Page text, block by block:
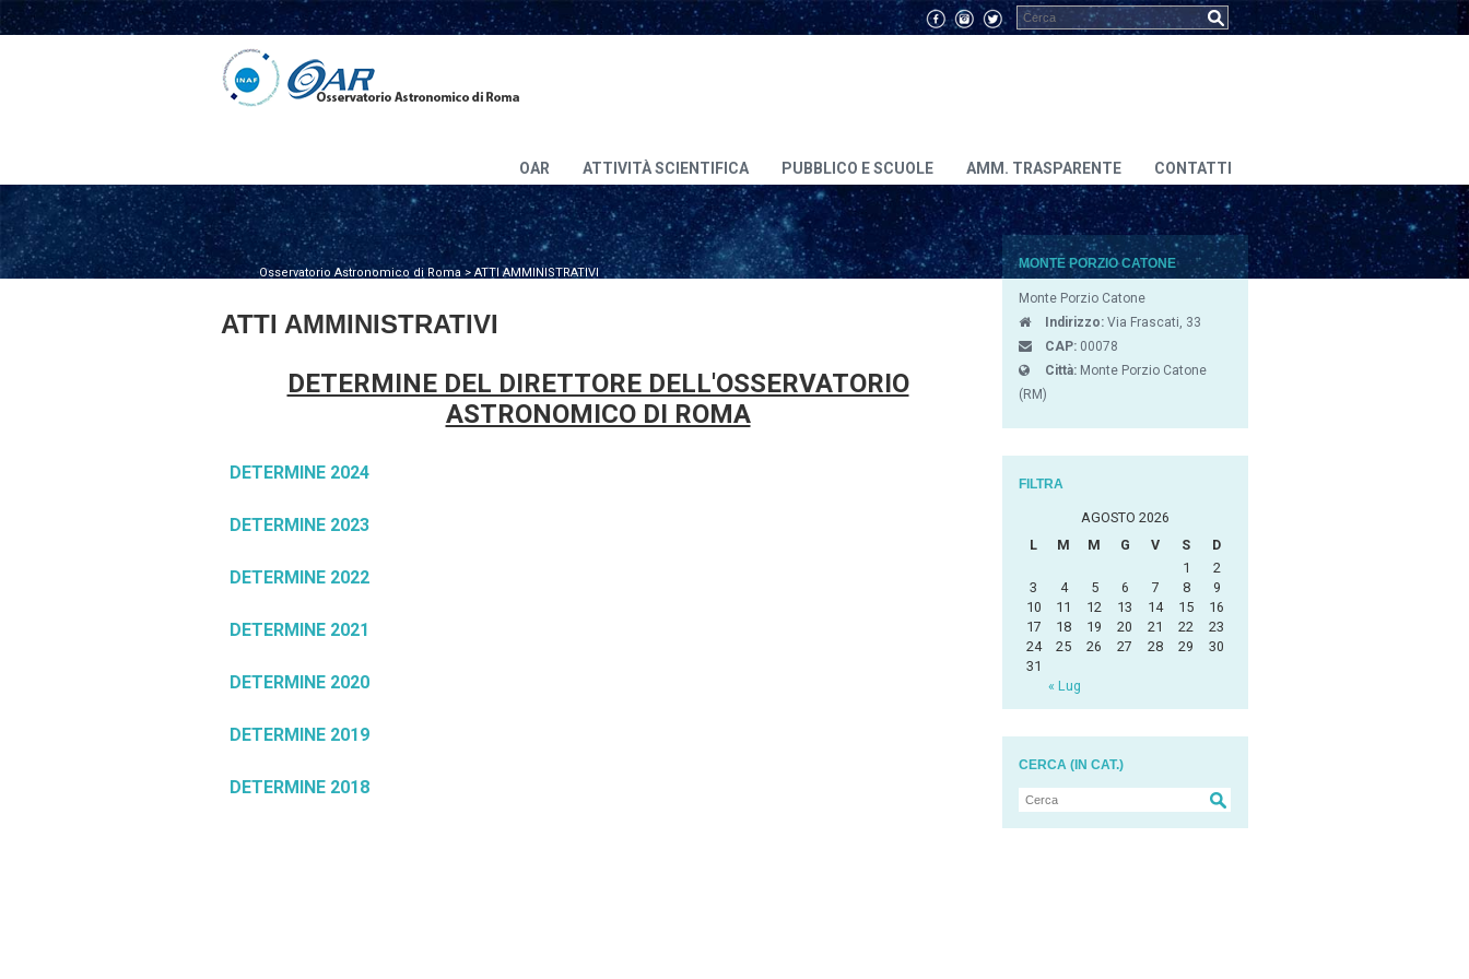
OAR ATTIVITÀ SCIENTIFICA PUBBLICO E SCUOLE AMM. TRASPARENTE CONTATTI
Osservatorio Astronomico di Roma> ATTI AMMINISTRATIVI
ATTI AMMINISTRATIVI
DETERMINE DEL DIRETTORE DELL'OSSERVATORIO
ASTRONOMICO DI ROMA
DETERMINE 2024
DETERMINE 2023
DETERMINE 2022
DETERMINE 2021
DETERMINE 2020
DETERMINE 2019
DETERMINE 2018
MONTE PORZIO CATONE
Monte Porzio Catone
Indirizzo: Via Frascati, 33
CAP: 00078
Città: Monte Porzio Catone
(RM)
FILTRA
AGOSTO 2026
L
M M G V S D
« Lug
1
2
3
4 5 6 7 8
9
10
11 12 13 14 15
16
17
18 19 20 21 22
23
24
25 26 27 28 29
30
31
CERCA (IN CAT.)